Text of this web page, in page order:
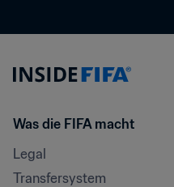
Was die FIFA macht
Legal
Transfersystem